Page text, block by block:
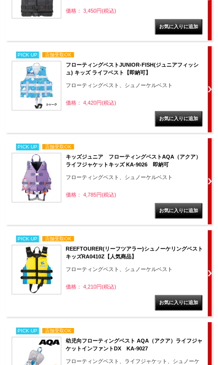
価格： 3,450円(税込)
PICK UP 店舗受取OK
フローティングベストJUNIOR-FISH(ジュニアフィッシ
ュ) キッズ ライフベスト【即納可】
フローティングベスト、シュノーケルベスト
価格： 4,420円(税込)
PICK UP 店舗受取OK
キッズジュニア フローティングベストAQA（アクア）
ライフジャケットキッズ KA-9026 即納可
フローティングベスト、シュノーケルベスト
価格： 4,785円(税込)
PICK UP 店舗受取OK
REEFTOURER(リーフツアラー)シュノーケリングベスト
キッズRA0410Z【人気商品】
フローティングベスト、シュノーケルベスト
価格： 4,210円(税込)
PICK UP 店舗受取OK
幼児向フローティングベスト AQA（アクア）ライフジャ
ケットインファントDX KA-9027
フローティングベスト、ライフジャケット、シュノーケ